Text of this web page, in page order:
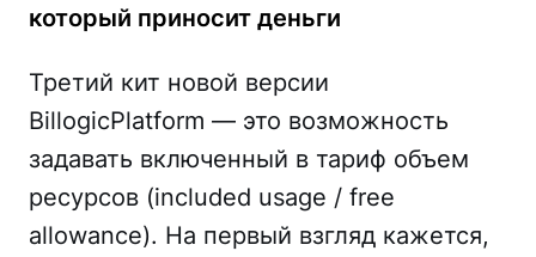
который приносит деньги
Третий кит новой версии
BillogicPlatform — это возможность
задавать включенный в тариф объем
ресурсов (included usage / free
allowance). На первый взгляд кажется,